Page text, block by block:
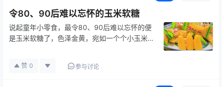
令80、90后难以忘怀的玉米软糖
说起童年小零食，最令80、90后难以忘怀的便
是玉米软糖了，色泽金黄，宛如一个个小玉米，
赞 0 参与讨论